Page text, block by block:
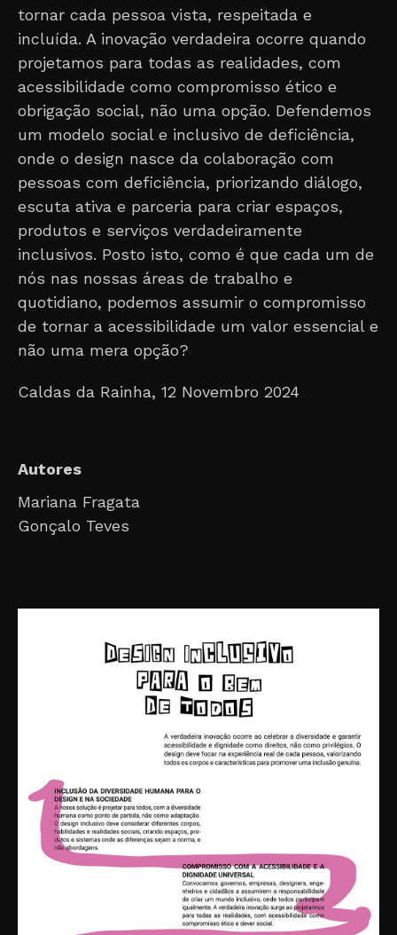
tornar cada pessoa vista, respeitada e
incluída. A inovação verdadeira ocorre quando
projetamos para todas as realidades, com
acessibilidade como compromisso ético e
obrigação social, não uma opção. Defendemos
um modelo social e inclusivo de deficiência,
onde o design nasce da colaboração com
pessoas com deficiência, priorizando diálogo,
escuta ativa e parceria para criar espaços,
produtos e serviços verdadeiramente
inclusivos. Posto isto, como é que cada um de
nós nas nossas áreas de trabalho e
quotidiano, podemos assumir o compromisso
de tornar a acessibilidade um valor essencial e
não uma mera opção?
Caldas da Rainha, 12 Novembro 2024
Autores
Mariana Fragata
Gonçalo Teves